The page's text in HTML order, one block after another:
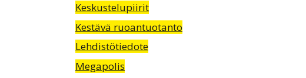
Keskustelupiirit
Kestävä ruoantuotanto
Lehdistötiedote
Megapolis